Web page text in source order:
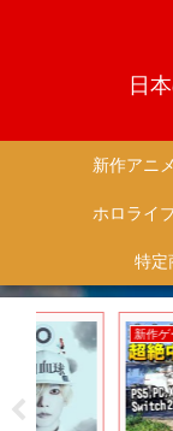
日
新作アニメ
ホロライ